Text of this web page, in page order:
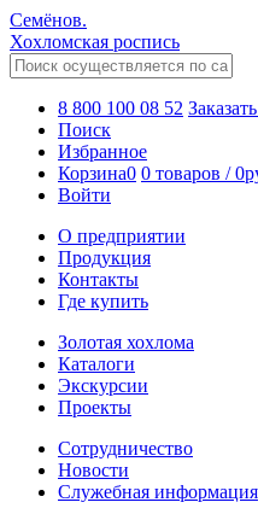
Семёнов.
Хохломская роспись
8 800 100 08 52
Поиск
Избранное
Корзина0 0 товаров /0
Войти
О предприятии
Продукция
Контакты
Где купить
Золотая хохлома
Каталоги
Экскурсии
Проекты
Сотрудничество
Новости
Служебная информация